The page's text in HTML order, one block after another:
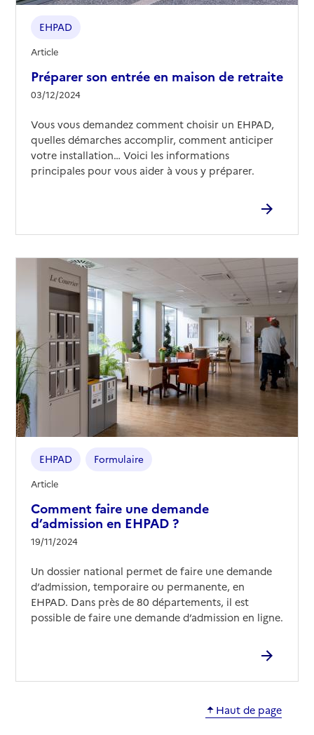
Préparer son entrée en maison de retraite
03/12/2024
EHPAD
Article
Vous vous demandez comment choisir un EHPAD,
quelles démarches accomplir, comment anticiper
votre installation… Voici les informations
principales pour vous aider à vous y préparer.
Comment faire une demande
d’admission en EHPAD ?
19/11/2024
EHPAD Formulaire
Article
Un dossier national permet de faire une demande
d’admission, temporaire ou permanente, en
EHPAD. Dans près de 80 départements, il est
possible de faire une demande d’admission en ligne.
Haut de page